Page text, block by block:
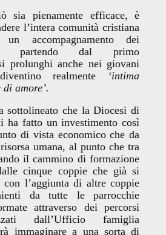
pienamente efficace, è
l’intera comunità cristiana
accompagnamento dei
partendo dal primo
prolunghi anche nei giovani
realmente ‘intima
amore’.
che la Diocesi di
ha fatto un investimento così
di vista economico che da
umana, al punto che tra
il cammino di formazione
cinque coppie che già si
con l’aggiunta di altre coppie
da tutte le parrocchie
attraverso dei percorsi
dall’Ufficio famiglia
immaginare a una sorta di